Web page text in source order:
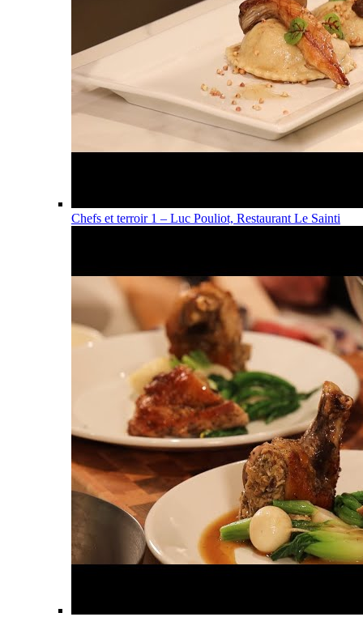
Chefs et terroir 1 – Luc Pouliot, Restaurant Le Sainti